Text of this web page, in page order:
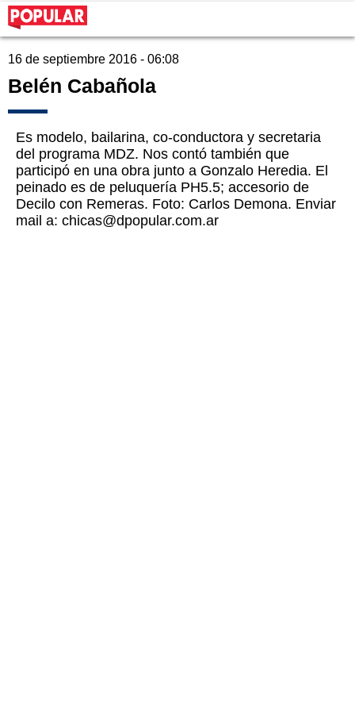
16 de septiembre 2016 - 06:08
Belén Cabañola
Es modelo, bailarina, co-conductora y secretaria
del programa MDZ. Nos contó también que
participó en una obra junto a Gonzalo Heredia. El
peinado es de peluquería PH5.5; accesorio de
Decilo con Remeras. Foto: Carlos Demona. Enviar
mail a: chicas@dpopular.com.ar